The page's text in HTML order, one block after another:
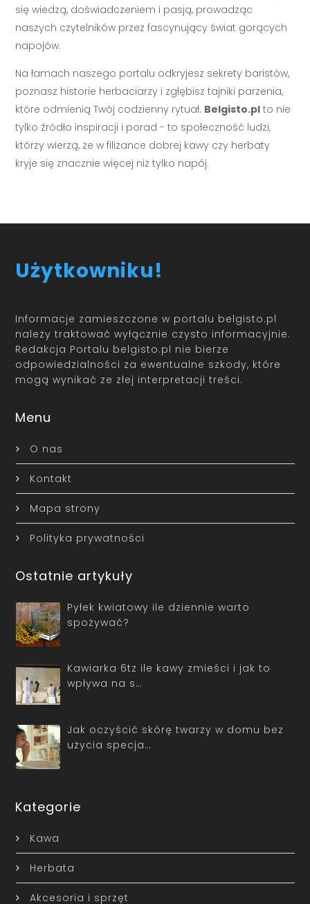
się wiedzą, doświadczeniem i pasją, prowadząc
naszych czytelników przez fascynujący świat gorących
napojów.
Na łamach naszego portalu odkryjesz sekrety baristów,
poznasz historie herbaciarzy i zgłębisz tajniki parzenia,
które odmienią Twój codzienny rytuał. Belgisto.pl to nie
tylko źródło inspiracji i porad - to społeczność ludzi,
którzy wierzą, że w filiżance dobrej kawy czy herbaty
kryje się znacznie więcej niż tylko napój.
Użytkowniku!
Informacje zamieszczone w portalu belgisto.pl
należy traktować wyłącznie czysto informacyjnie.
Redakcja Portalu belgisto.pl nie bierze
odpowiedzialności za ewentualne szkody, które
mogą wynikać ze złej interpretacji treści.
Menu
O nas
Kontakt
Mapa strony
Polityka prywatności
Ostatnie artykuły
Pyłek kwiatowy ile dziennie warto
spożywać?
Kawiarka 6tz ile kawy zmieści i jak to
wpływa na s…
Jak oczyścić skórę twarzy w domu bez
użycia specja…
Kategorie
Kawa
Herbata
Akcesoria i sprzęt